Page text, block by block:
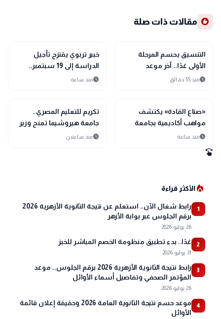
recommend مقالات ذات صلة
school
مدارس وجامعات
التنسيق يحسم المرحلة
الأولى غدًا.. آخر موعد
لتسجيل رغبات الطلاب
scheduleمنذ 55 دقائق
school
مدارس وجامعات
خبير تربوي يقترح تأجيل
الدراسة إلى 19 سبتمبر..
تعرف على الأسباب
scheduleمنذ ساعة
school
مدارس وجامعات
«صناع القادة» يكتشف
مواهب أكاديمية بجامعة
دمنهور.. تعرف على
scheduleمنذ ساعة
school
مدارس وجامعات
تكريم للتعليم المصري..
جامعة هيروشيما تمنح وزير
التعليم الدكتوراه الفخرية
scheduleمنذ ساعتين
swipe
local_fire_departmentالأكثر قراءة
1
رابط شغال الآن.. استعلم عن نتيجة الثانوية الأزهرية 2026
برقم الجلوس عبر بوابة الأزهر
26 يوليو 2026
2 غدًا.. بدء تطبيق منظومة الخصم المباشر للخبز
31 يوليو 2026
3
رابط نتيجة الثانوية الأزهرية 2026 برقم الجلوس.. موعد
المؤتمر الصحفي وتفاصيل أسماء الأوائل
26 يوليو 2026
4
موعد حسم نتيجة الثانوية العامة 2026 وحقيقة إعلان قائمة
الأوائل